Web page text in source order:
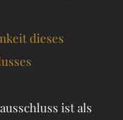
dieses
ist als